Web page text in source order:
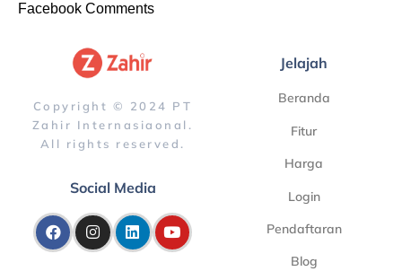
Facebook Comments
Copyright © 2024 PT
Zahir Internasiaonal.
All rights reserved.
Social Media
Jelajah
Beranda
Fitur
Harga
Login
Pendaftaran
Blog